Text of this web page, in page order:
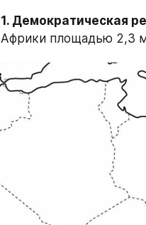
1. Демократическая
Африки площадью 2,3